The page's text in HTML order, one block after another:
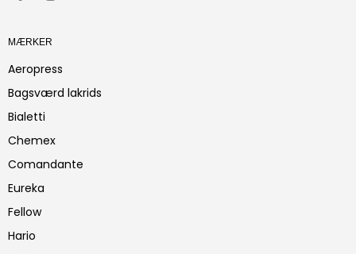
MÆRKER
Aeropress
Bagsværd lakrids
Bialetti
Chemex
Comandante
Eureka
Fellow
Hario